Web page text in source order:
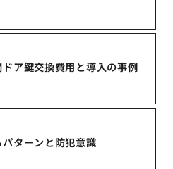
ア鍵交換費用と導入の事例
ターンと防犯意識